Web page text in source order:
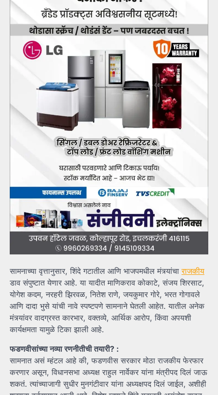
सामनाच्या वृत्तानुसार, शिंदे गटातील आणि भाजपमधील मंत्र्यांचाराजकीय
डाव संपुष्टात येणार आहे. या यादीत माणिकराव कोकाटे, संजय शिरसाट,
योगेश कदम, नरहरी झिरवळ, नितेश राणे, जयकुमार गोरे, भरत गोगावले
आणि दादा भुसे यांची नावे स्पष्टपणे सामनाने घेतली आहेत. यातील अनेक
मंत्र्यांवर वादग्रस्त कारभार, वक्तव्ये, आर्थिक आरोप, किंवा अपयशी
कार्यक्षमता यामुळे टिका झाली आहे.
फडणवीसांच्या नव्या रणनीतीची तयारी? :
सामनात असं म्हंटल आहे की, फडणवीस सरकार मोठा राजकीय फेरफार
करणार असून, विधानसभा अध्यक्ष राहुल नार्वेकर यांना मंत्रीपद दिलं जाऊ
शकतं. त्यांच्याजागी सुधीर मुनगंटीवार यांना अध्यक्षपद दिलं जाईल, अशीही